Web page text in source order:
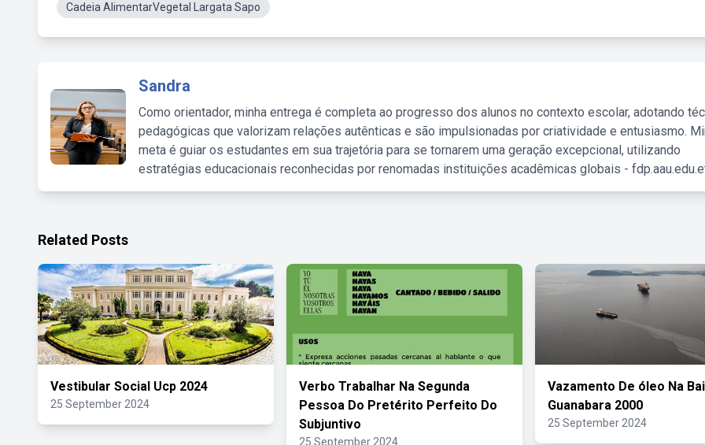
Cadeia AlimentarVegetal Largata Sapo
Sandra
Como orientador, minha entrega é completa ao progresso dos alunos no contexto escolar, adotando
pedagógicas que valorizam relações autênticas e são impulsionadas por criatividade e entusiasmo.
meta é guiar os estudantes em sua trajetória para se tornarem uma geração excepcional, utilizando
estratégias educacionais reconhecidas por renomadas instituições acadêmicas globais -
Related Posts
Vestibular Social Ucp 2024
25 September 2024
Verbo Trabalhar Na Segunda
Pessoa Do Pretérito Perfeito Do
Subjuntivo
25 September 2024
Vazamento De óleo Na
Guanabara 2000
25 September 2024